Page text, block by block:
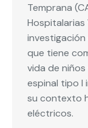
Temprana
que tiene
vida de
espinal tipo I
su contexto
eléctricos.